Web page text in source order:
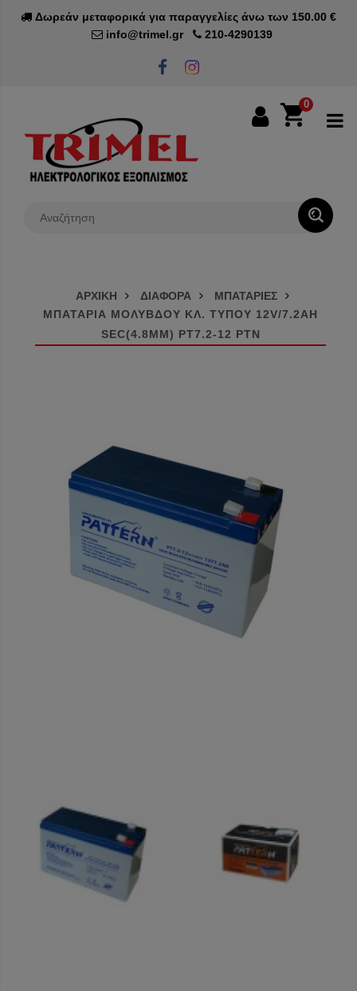
Δωρεάν μεταφορικά για παραγγελίες άνω των 150.00 €
info@trimel.gr
210-4290139
0
ΑΡΧΙΚΗ ΔΙΑΦΟΡΑ
ΜΠΑΤΑΡΙΕΣ
ΜΠΑΤΑΡΙΑ ΜΟΛΥΒΔΟΥ ΚΛ. ΤΥΠΟΥ 12V/7.2AH
SEC(4.8MM) PT7.2-12 PTN